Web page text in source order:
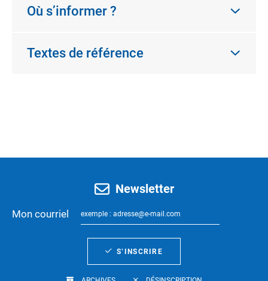
Où s’informer ?
Textes de référence
Newsletter
Mon courriel
S’INSCRIRE